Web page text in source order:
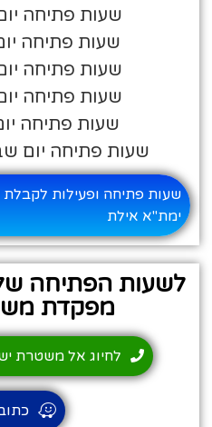
שעות פתיחה יום ב':
שעות פתיחה יום ג':
שעות פתיחה יום ד':
שעות פתיחה יום ה':
שעות פתיחה יום ו': 24
שעות פתיחה יום שבת
שעות פתיחה ופעילות
ימת"א אילת
לשעות הפתיחה
מפקדת
לחיוג אל משטרת